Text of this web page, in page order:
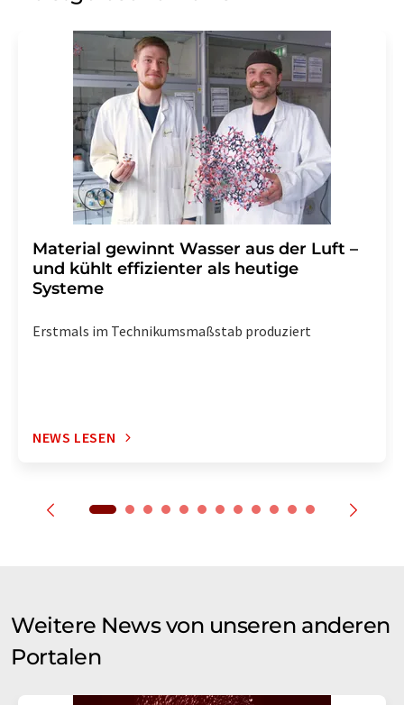
Str. 2, 12489 Berlin oder per E-Mail unter
widerruf@lumitos.commit Wirkung für die Zukunft
widerrufen. Zudem ist in jeder E-Mail ein Link zur
Abbestellung des entsprechenden Newsletters
enthalten.
Material gewinnt Wasser aus der Luft –
und kühlt effizienter als heutige
Systeme
Erstmals im Technikumsmaßstab produziert
NEWS LESEN
Weitere News von unseren anderen
Portalen